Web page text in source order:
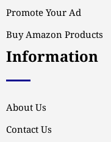
Promote Your Ad
Buy Amazon Products
Information
About Us
Contact Us